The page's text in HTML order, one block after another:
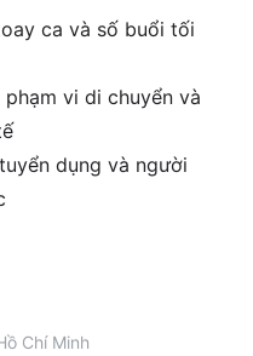
ca và số buổi tối
vi di chuyển và
dụng và người
Chí Minh